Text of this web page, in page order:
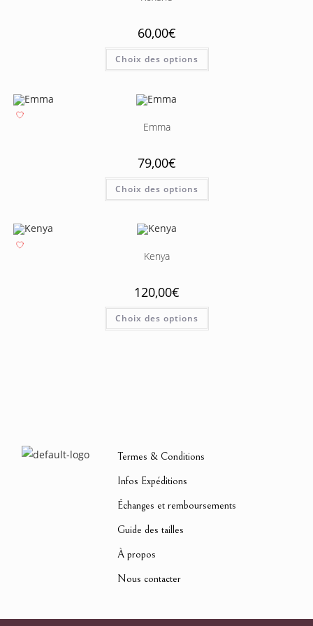
60,00€
Choix des options
Emma
79,00€
Choix des options
Kenya
120,00€
Choix des options
Termes & Conditions
Infos Expéditions
Échanges et remboursements
Guide des tailles
À propos
Nous contacter